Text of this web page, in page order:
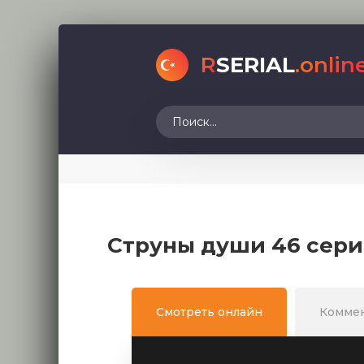
RSERIAL
Струны души 46
Смотреть онлайн